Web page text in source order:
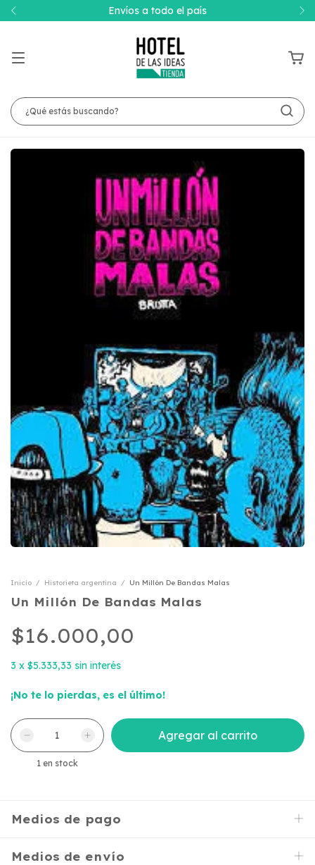
Envíos a todo el país
Inicio / Historieta argentina / Un Millón De Bandas Malas
Un Millón De Bandas Malas
$16.000,00
3 x $5.333,33 sin interés
¡No te lo pierdas, es el último!
1en stock
Medios de pago
Medios de envío